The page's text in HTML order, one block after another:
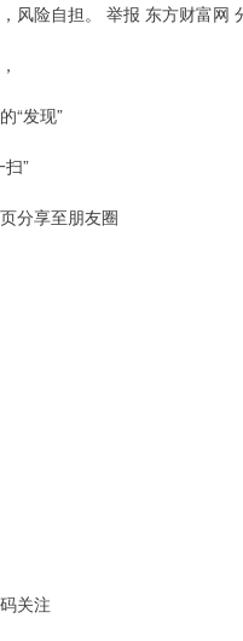
风险自担。 举报 东方财富网
“发现”
扫”
分享至朋友圈
关注